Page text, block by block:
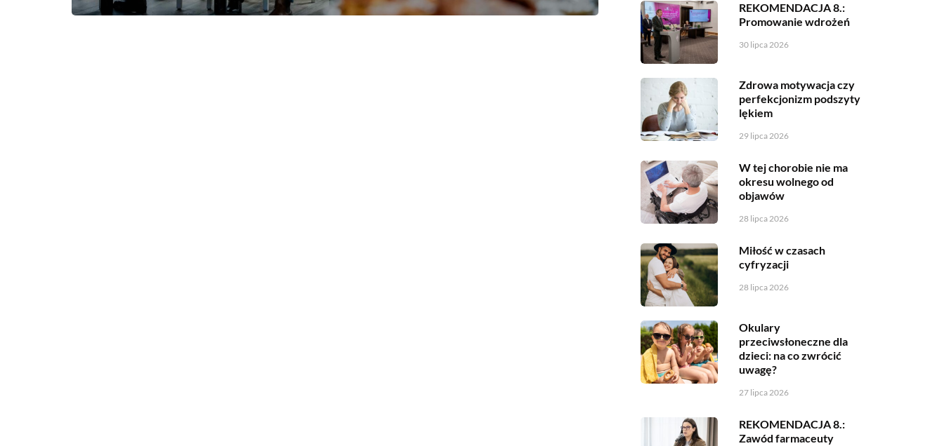
REKOMENDACJA 8.:
Promowanie wdrożeń
30 lipca 2026
Zdrowa motywacja czy
perfekcjonizm podszyty
lękiem
29 lipca 2026
W tej chorobie nie ma
okresu wolnego od
objawów
28 lipca 2026
Miłość w czasach
cyfryzacji
28 lipca 2026
Okulary
przeciwsłoneczne dla
dzieci: na co zwrócić
uwagę?
27 lipca 2026
REKOMENDACJA 8.:
Zawód farmaceuty